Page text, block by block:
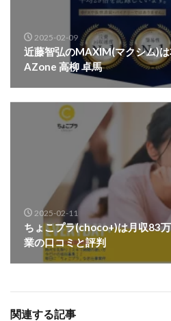
2025-02-09
近藤智弘のMAXIM(マクシム)
AZone 高柳 卓馬
2025-02-11
ちょこプラ(choco+)は月収83
業の口コミと評判
関連する記事